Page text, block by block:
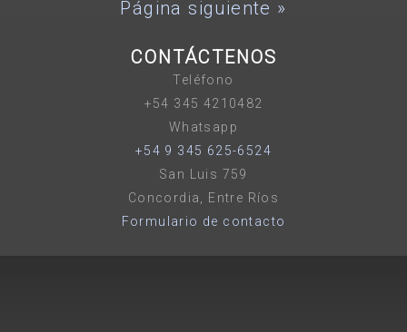
Página siguiente »
CONTÁCTENOS
Teléfono
+54 345 4210482
Whatsapp
+54 9 345 625-6524
San Luis 759
Concordia, Entre Ríos
Formulario de contacto